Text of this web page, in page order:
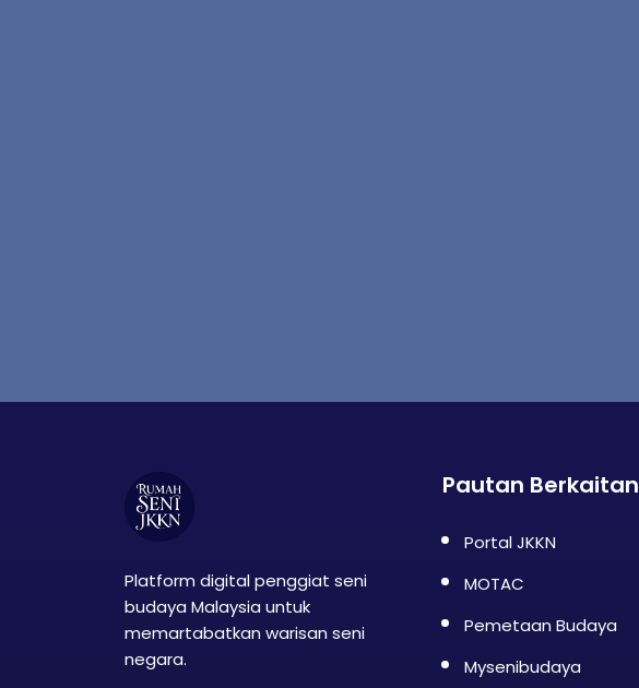
Platform digital penggiat seni
budaya Malaysia untuk
memartabatkan warisan seni
negara.
Pautan Berkaitan
Portal JKKN
MOTAC
Pemetaan Budaya
Mysenibudaya